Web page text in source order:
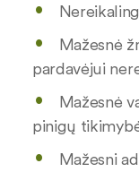
Mažesnė
pardavėjui
Mažesnė
pinigų
Mažesni